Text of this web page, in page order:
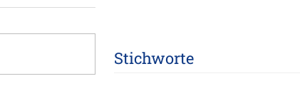
Stichworte